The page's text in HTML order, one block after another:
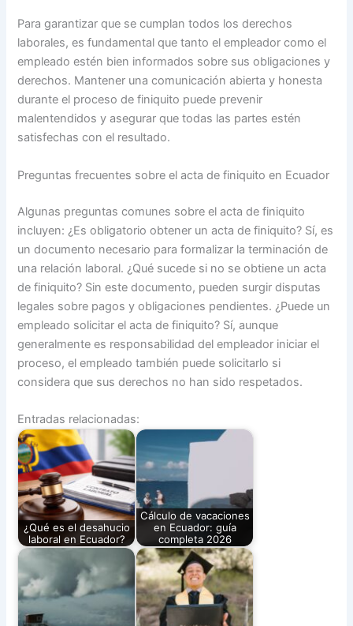
Para garantizar que se cumplan todos los derechos
laborales, es fundamental que tanto el empleador como el
empleado estén bien informados sobre sus obligaciones y
derechos. Mantener una comunicación abierta y honesta
durante el proceso de finiquito puede prevenir
malentendidos y asegurar que todas las partes estén
satisfechas con el resultado.
Preguntas frecuentes sobre el acta de finiquito en Ecuador
Algunas preguntas comunes sobre el acta de finiquito
incluyen: ¿Es obligatorio obtener un acta de finiquito? Sí, es
un documento necesario para formalizar la terminación de
una relación laboral. ¿Qué sucede si no se obtiene un acta
de finiquito? Sin este documento, pueden surgir disputas
legales sobre pagos y obligaciones pendientes. ¿Puede un
empleado solicitar el acta de finiquito? Sí, aunque
generalmente es responsabilidad del empleador iniciar el
proceso, el empleado también puede solicitarlo si
considera que sus derechos no han sido respetados.
Entradas relacionadas:
¿Qué es el desahucio
laboral en Ecuador?
Cálculo de vacaciones
en Ecuador: guía
completa 2026